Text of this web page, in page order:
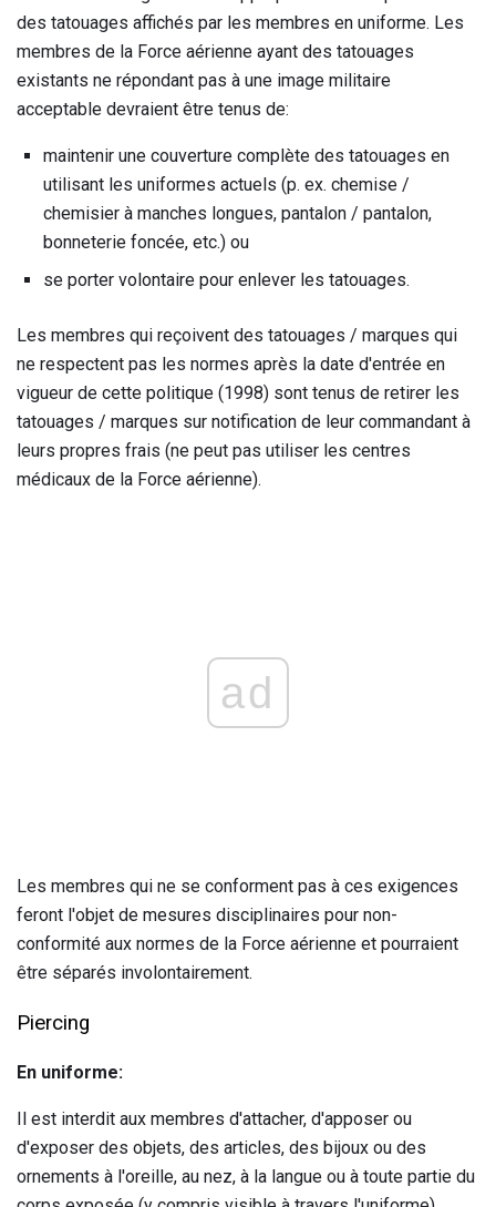
des tatouages ​​affichés par les membres en uniforme. Les
membres de la Force aérienne ayant des tatouages ​​
existants ne répondant pas à une image militaire
acceptable devraient être tenus de:
maintenir une couverture complète des tatouages ​​en
utilisant les uniformes actuels (p. ex. chemise /
chemisier à manches longues, pantalon / pantalon,
bonneterie foncée, etc.) ou
se porter volontaire pour enlever les tatouages.
Les membres qui reçoivent des tatouages ​​/ marques qui
ne respectent pas les normes après la date d'entrée en
vigueur de cette politique (1998) sont tenus de retirer les
tatouages ​​/ marques sur notification de leur commandant à
leurs propres frais (ne peut pas utiliser les centres
médicaux de la Force aérienne).
ad
Les membres qui ne se conforment pas à ces exigences
feront l'objet de mesures disciplinaires pour non-
conformité aux normes de la Force aérienne et pourraient
être séparés involontairement.
Piercing
En uniforme:
Il est interdit aux membres d'attacher, d'apposer ou
d'exposer des objets, des articles, des bijoux ou des
ornements à l'oreille, au nez, à la langue ou à toute partie du